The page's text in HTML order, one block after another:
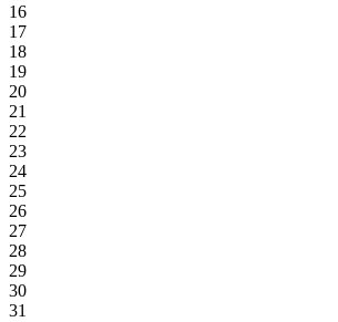
16
17
18
19
20
21
22
23
24
25
26
27
28
29
30
31